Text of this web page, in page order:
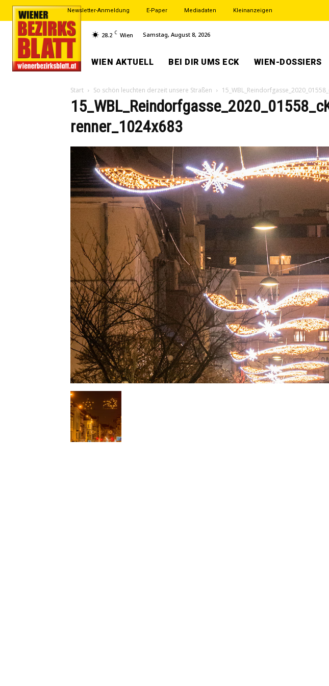
Newsletter-Anmeldung E-Paper Mediadaten Kleinanzeigen
28.2 C Wien Samstag, August 8, 2026
WIEN AKTUELL BEI DIR UMS ECK WIEN-DOSSIERS
Start So schön leuchten derzeit unsere Straßen
renner_1024x683